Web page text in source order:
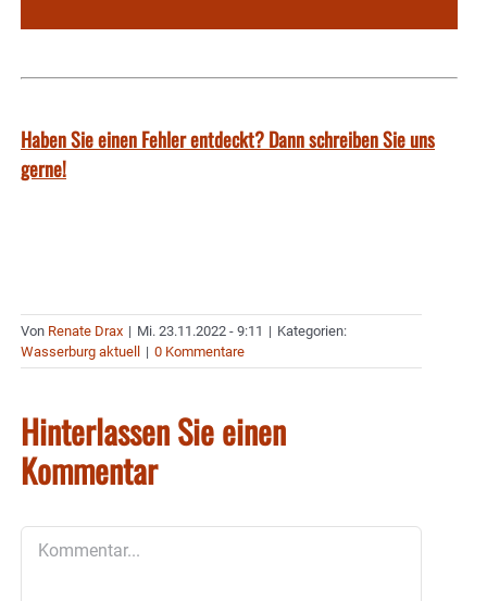
Haben Sie einen Fehler entdeckt? Dann schreiben Sie uns
gerne!
Von Renate Drax | Mi. 23.11.2022 - 9:11 | Kategorien:
Wasserburg aktuell | 0 Kommentare
Hinterlassen Sie einen
Kommentar